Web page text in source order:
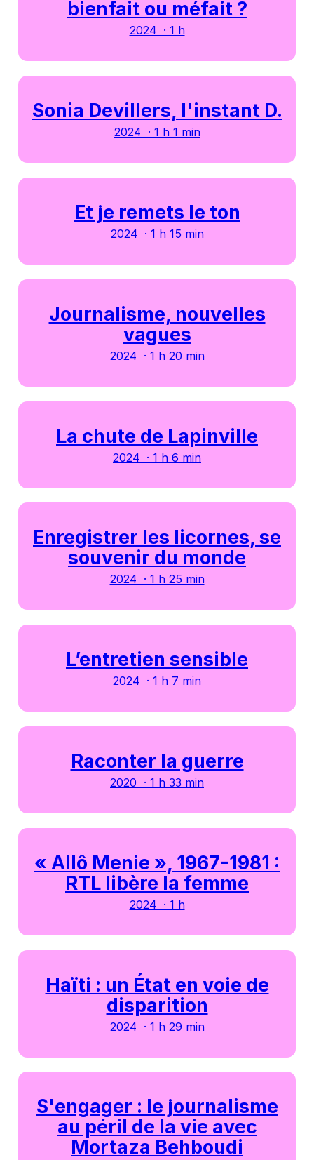
bienfait ou méfait ?
2024 · 1 h
Sonia Devillers, l'instant D.
2024 · 1 h 1 min
Et je remets le ton
2024 · 1 h 15 min
Journalisme, nouvelles
vagues
2024 · 1 h 20 min
La chute de Lapinville
2024 · 1 h 6 min
Enregistrer les licornes, se
souvenir du monde
2024 · 1 h 25 min
L’entretien sensible
2024 · 1 h 7 min
Raconter la guerre
2020 · 1 h 33 min
« Allô Menie », 1967-1981 :
RTL libère la femme
2024 · 1 h
Haïti : un État en voie de
disparition
2024 · 1 h 29 min
S'engager : le journalisme
au péril de la vie avec
Mortaza Behboudi